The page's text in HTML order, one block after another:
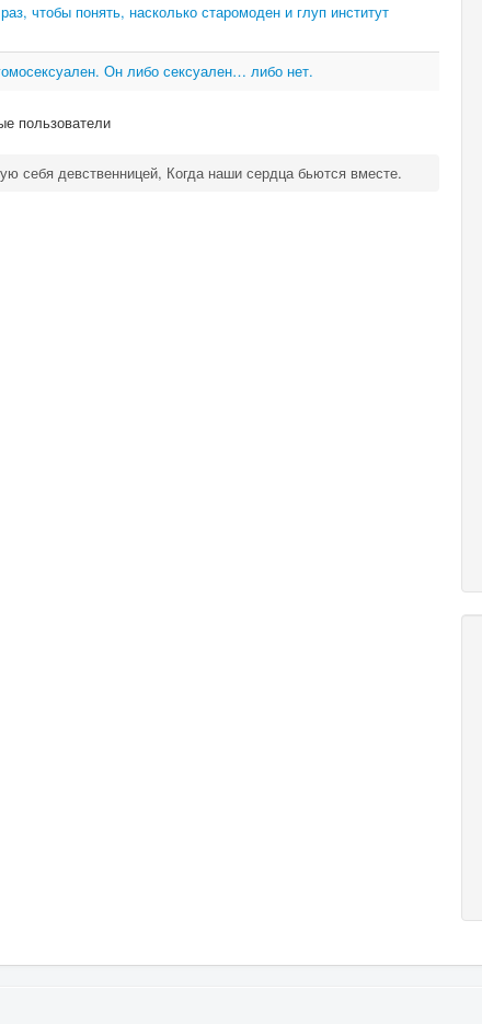
чтобы понять, насколько старомоден и глуп институт
Он либо сексуален… либо нет.
пользователи
себя девственницей, Когда наши сердца бьются вместе.